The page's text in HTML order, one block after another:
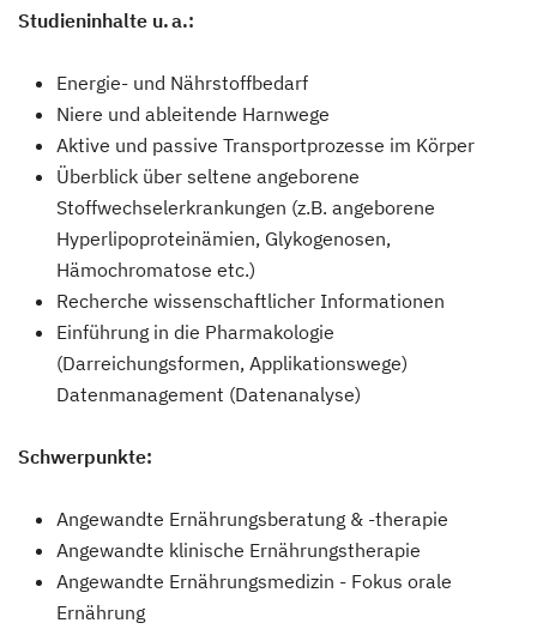
Studieninhalte u. a.:
Energie- und Nährstoffbedarf
Niere und ableitende Harnwege
Aktive und passive Transportprozesse im Körper
Überblick über seltene angeborene
Stoffwechselerkrankungen (z.B. angeborene
Hyperlipoproteinämien, Glykogenosen,
Hämochromatose etc.)
Recherche wissenschaftlicher Informationen
Einführung in die Pharmakologie
(Darreichungsformen, Applikationswege)
Datenmanagement (Datenanalyse)
Schwerpunkte:
Angewandte Ernährungsberatung & -therapie
Angewandte klinische Ernährungstherapie
Angewandte Ernährungsmedizin - Fokus orale
Ernährung